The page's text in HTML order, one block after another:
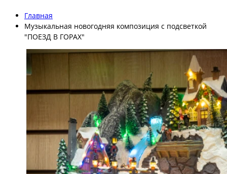
Главная
Музыкальная новогодняя композиция с подсветкой
"ПОЕЗД В ГОРАХ"